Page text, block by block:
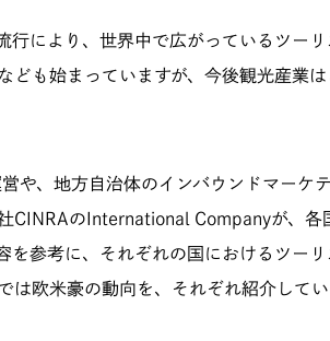
により、世界中で広がっているツーリ
ども始まっていますが、今後観光産業は
や、地方自治体のインバウンドマーケ
CINRAのInternational Companyが、各
を参考に、それぞれの国におけるツー
欧米豪の動向を、それぞれ紹介してい